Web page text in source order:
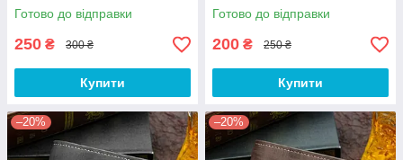
Готово до відправки
250 ₴ 300 ₴
Купити
Готово до відправки
200 ₴ 250 ₴
Купити
–20% –20%